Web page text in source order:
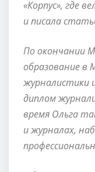
«Корпус», где
и писала
По окончании
образование
журналистики
диплом
время Ольга
и журналах,